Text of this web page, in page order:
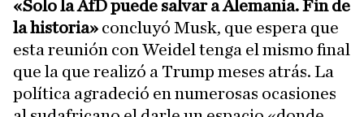
«Solo la AfD puede salvar a Alemania. Fin de
la historia» concluyó Musk, que espera que
esta reunión con Weidel tenga el mismo final
que la que realizó a Trump meses atrás. La
política agradeció en numerosas ocasiones